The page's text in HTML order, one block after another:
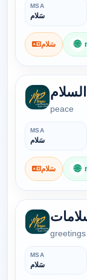
MSA
سَلام
سَلام 🌐
السلام
peace
MSA
سَلام
سَلام 🌐
MSA
سَلام